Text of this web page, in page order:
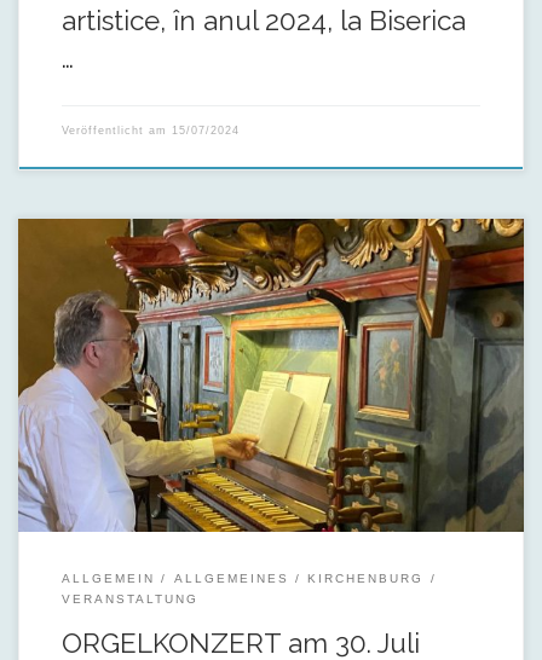
artistice, în anul 2024, la Biserica
…
Veröffentlicht am 15/07/2024
Es ist stets ein besonderes Erlebnis, wenn die ehrenwerte
historische barocke Prause – Orgel (1783) aus Zeiden während
einer Konzertdarbietung erklingt – zum wiederholten Male
mit Gastinterpret Kantor Peter Kleinert aus Frauenstein,
sicherlich kein Zufall. […]
ALLGEMEIN ALLGEMEINES
KIRCHENBURG
VERANSTALTUNG
ORGELKONZERT am 30. Juli